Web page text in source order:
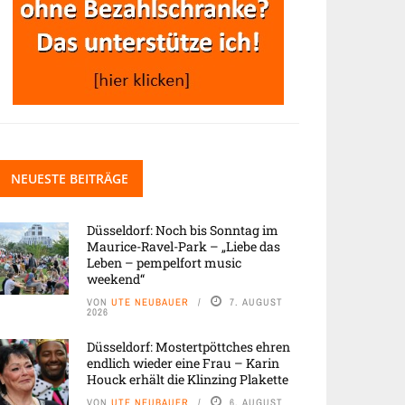
NEUESTE BEITRÄGE
Düsseldorf: Noch bis Sonntag im
Maurice-Ravel-Park – „Liebe das
Leben – pempelfort music
weekend“
VON UTE NEUBAUER 7. AUGUST
2026
Düsseldorf: Mostertpöttches ehren
endlich wieder eine Frau – Karin
Houck erhält die Klinzing Plakette
VON UTE NEUBAUER 6. AUGUST